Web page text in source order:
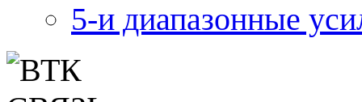
5-и диапазонные